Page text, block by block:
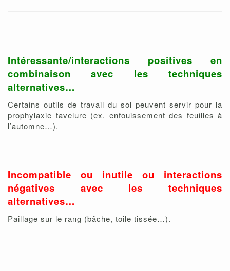
Intéressante/interactions positives en
combinaison avec les techniques
alternatives…
Certains outils de travail du sol peuvent servir pour la
prophylaxie tavelure (ex. enfouissement des feuilles à
l’automne…).
Incompatible ou inutile ou interactions
négatives avec les techniques
alternatives…
Paillage sur le rang (bâche, toile tissée…).